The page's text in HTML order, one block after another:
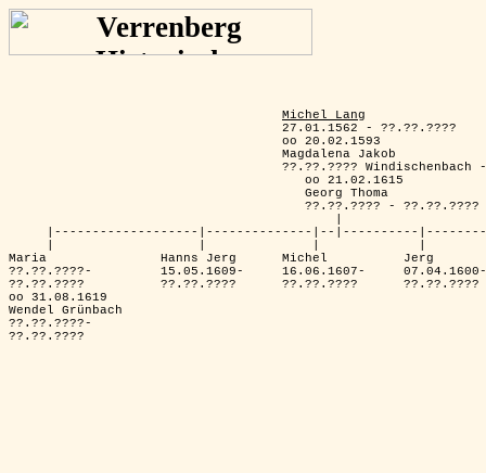
Michel Lang
                                    27.01.1562 - ??.??.????
                                    oo 20.02.1593
                                    Magdalena Jakob
??.??.???? Windischenbach
                                       oo 21.02.1615
                                       Georg Thoma
                                       ??.??.???? - ??.??.????
|-------------------|--------------|--|----------
Maria               Hanns Jerg      Michel          Jerg
??.??.????-         15.05.1609-     16.06.1607-
??.??.????          ??.??.????      ??.??.????
oo 31.08.1619
Wendel Grünbach
??.??.????-